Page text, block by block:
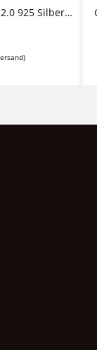
SCHUTZENGELCHEN MAXI 2.0 925 Silberkette zur Taufe mit Jungen-Schutzengel Bezaubernde Taufkette mit funkelndem Kristallstein im Inneren. Auf...